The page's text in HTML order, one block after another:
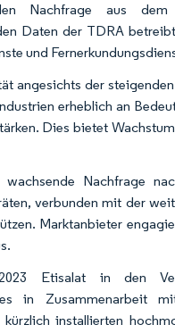
Nachfrage aus
Daten der TDRA
und
angesichts der
erheblich an
Dies bietet
Nachfrage
verbunden mit der
Marktanbieter
Etisalat in den
in Zusammenarbeit
installierten